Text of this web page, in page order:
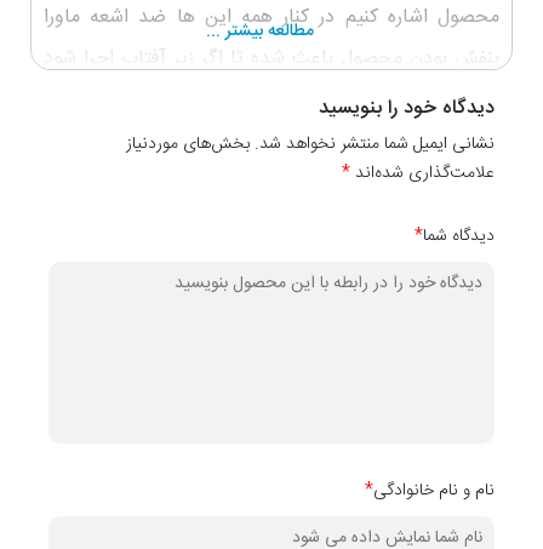
محصول اشاره کنیم در کنار همه این ها ضد اشعه ماورا
بنفش بودن محصول باعث شده تا اگر زیر آفتاب اجرا شود
دوام بیشتری را از خود نشان دهد.
مطالعه بیشتر ...
دیدگاه خود را بنویسید
نشانی ایمیل شما منتشر نخواهد شد. بخش‌های موردنیاز
علامت‌گذاری شده‌اند*
دیدگاه شما*
نام و نام خانوادگی*